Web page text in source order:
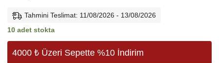
Tahmini Teslimat: 11/08/2026 - 13/08/2026
10 adet stokta
4000 ₺ Üzeri Sepette %10 İndirim